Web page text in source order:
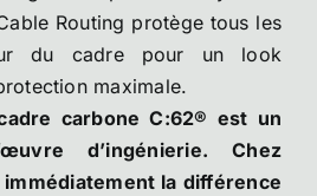
Routing protège tous les
du cadre pour un look
maximale.
carbone C:62® est un
d’ingénierie. Chez
la différence